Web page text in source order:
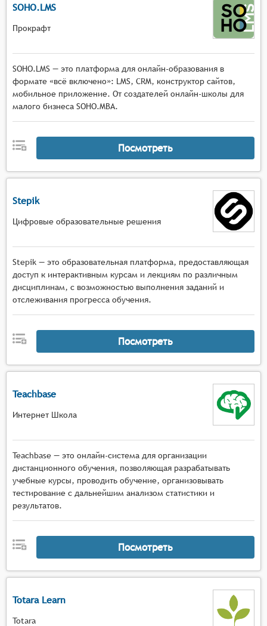
SOHO.LMS
Прокрафт
SOHO.LMS — это платформа для онлайн-образования в
формате «всё включено»: LMS, CRM, конструктор сайтов,
мобильное приложение. От создателей онлайн-школы для
малого бизнеса SOHO.MBA.
Посмотреть
Stepik
Цифровые образовательные решения
Stepik — это образовательная платформа, предоставляющая
доступ к интерактивным курсам и лекциям по различным
дисциплинам, с возможностью выполнения заданий и
отслеживания прогресса обучения.
Посмотреть
Teachbase
Интернет Школа
Teachbase — это онлайн-система для организации
дистанционного обучения, позволяющая разрабатывать
учебные курсы, проводить обучение, организовывать
тестирование с дальнейшим анализом статистики и
результатов.
Посмотреть
Totara Learn
Totara